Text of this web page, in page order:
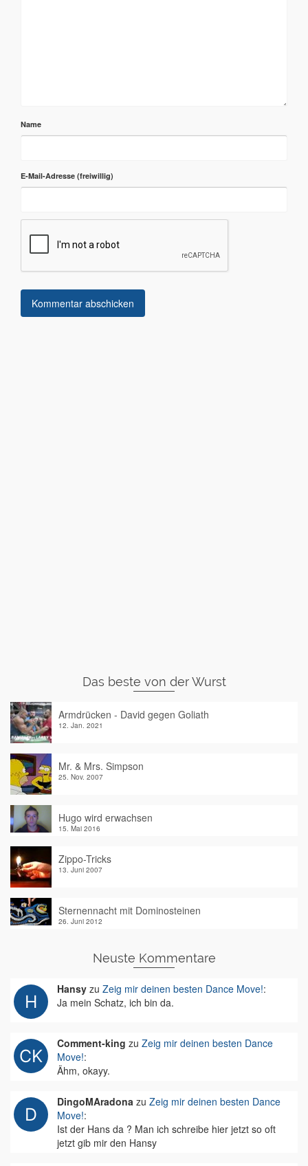
Name
E-Mail-Adresse
Das beste von der Wurst
Armdrücken - David gegen Goliath
12. Jan. 2021
Mr. & Mrs. Simpson
25. Nov. 2007
Hugo wird erwachsen
15. Mai 2016
Zippo-Tricks
13. Juni 2007
Sternennacht mit Dominosteinen
26. Juni 2012
Neuste Kommentare
Hansy zu Zeig mir deinen besten Dance Move!:
Ja mein Schatz, ich bin da.
Comment-king zu Zeig mir deinen besten Dance
Move!:
Ähm, okayy.
DingoMAradona zu Zeig mir deinen besten Dance
Move!:
Ist der Hans da ? Man ich schreibe hier jetzt so oft
jetzt gib mir den Hansy